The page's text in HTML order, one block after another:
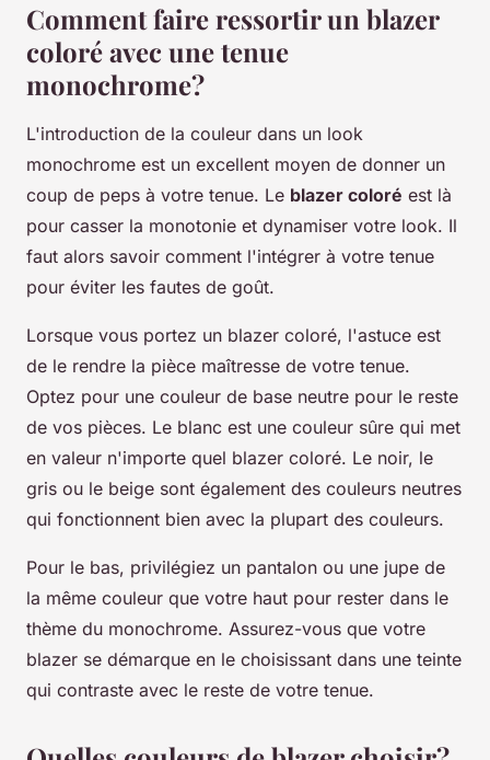
Comment faire ressortir un blazer
coloré avec une tenue
monochrome?
L'introduction de la couleur dans un look
monochrome est un excellent moyen de donner un
coup de peps à votre tenue. Le blazer coloré est là
pour casser la monotonie et dynamiser votre look. Il
faut alors savoir comment l'intégrer à votre tenue
pour éviter les fautes de goût.
Lorsque vous portez un blazer coloré, l'astuce est
de le rendre la pièce maîtresse de votre tenue.
Optez pour une couleur de base neutre pour le reste
de vos pièces. Le blanc est une couleur sûre qui met
en valeur n'importe quel blazer coloré. Le noir, le
gris ou le beige sont également des couleurs neutres
qui fonctionnent bien avec la plupart des couleurs.
Pour le bas, privilégiez un pantalon ou une jupe de
la même couleur que votre haut pour rester dans le
thème du monochrome. Assurez-vous que votre
blazer se démarque en le choisissant dans une teinte
qui contraste avec le reste de votre tenue.